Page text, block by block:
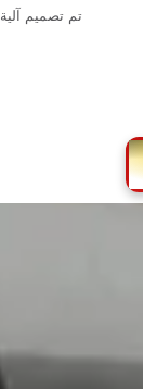
تم تصميم آلية Fuel Guard، التي تحدّ من الوصول إلى أغطية خزانات الوقود الخاصة بمعدات البناء أثناء العمل في الميدان، لمنع حوادث سرقة الوقود.